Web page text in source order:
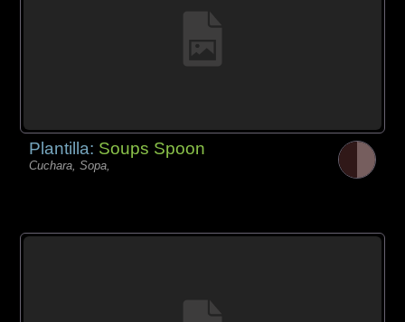
Plantilla: Soups Spoon
Cuchara, Sopa,